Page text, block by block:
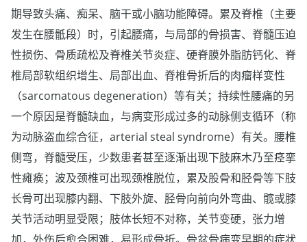
期导致头痛、痴呆、脑干或小脑功能障碍。累及脊椎（主要
发生在腰骶段）时，引起腰痛，与局部的骨损害、脊髓压迫
性损伤、骨质疏松及脊椎关节炎症、硬脊膜外脂肪钙化、脊
椎局部软组织增生、局部出血、脊椎骨折后的肉瘤样变性
（sarcomatous degeneration）等有关；持续性腰痛的另
一个原因是脊髓缺血，与病变形成过多的动脉侧支循环（称
为动脉盗血综合征，arterial steal syndrome）有关。腰椎
侧弯，脊髓受压，少数患者甚至逐渐出现下肢麻木乃至痉挛
性瘫痪；波及颈椎可出现颈椎脱位，累及股骨和胫骨等下肢
长骨可出现膝内翻、下肢外旋、胫骨向前向外弯曲、髋或膝
关节活动明显受限；肢体长短不对称，关节变硬，张力增